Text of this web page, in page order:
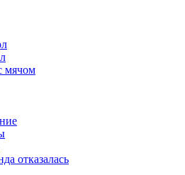
мячом
отказалась